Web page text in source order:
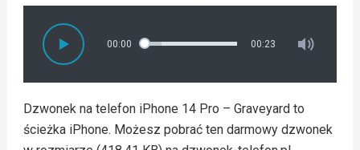
00:00 00:23
Dzwonek na telefon iPhone 14 Pro – Graveyard to
ścieżka iPhone. Możesz pobrać ten darmowy dzwonek